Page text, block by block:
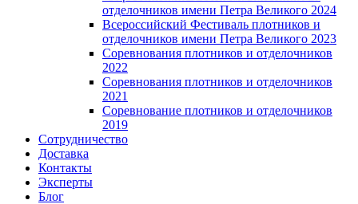
отделочников имени Петра Великого 2024
Всероссийский Фестиваль плотников и
отделочников имени Петра Великого 2023
Соревнования плотников и отделочников
2022
Соревнования плотников и отделочников
2021
Соревнование плотников и отделочников
2019
Сотрудничество
Доставка
Контакты
Эксперты
Блог